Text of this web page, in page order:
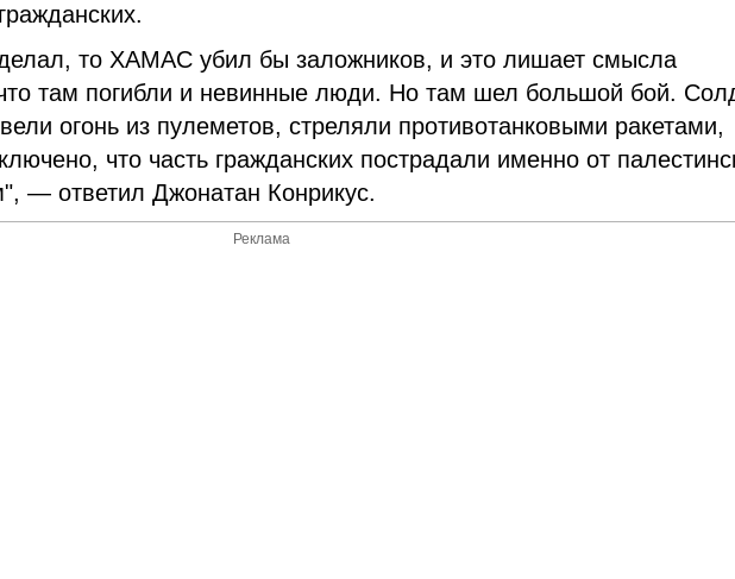
то ХАМАС убил бы заложников, и это лишает смысла
там погибли и невинные люди. Но там шел большой бой.
огонь из пулеметов, стреляли противотанковыми ракетами,
что часть гражданских пострадали именно от
— ответил Джонатан Конрикус.
Реклама